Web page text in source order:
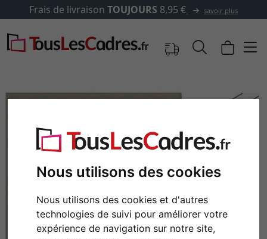
Nous utilisons des cookies
Nous utilisons des cookies et d'autres
technologies de suivi pour améliorer votre
expérience de navigation sur notre site,
8,95 € savoir plus ✓500 000
Retour